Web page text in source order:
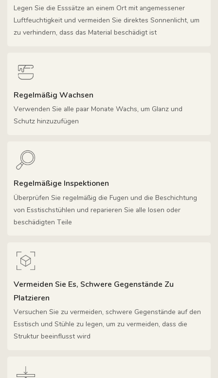
Legen Sie die Esssätze an einem Ort mit angemessener
Luftfeuchtigkeit und vermeiden Sie direktes Sonnenlicht, um
zu verhindern, dass das Material beschädigt ist
Regelmäßig Wachsen
Verwenden Sie alle paar Monate Wachs, um Glanz und
Schutz hinzuzufügen
Regelmäßige Inspektionen
Überprüfen Sie regelmäßig die Fugen und die Beschichtung
von Esstischstühlen und reparieren Sie alle losen oder
beschädigten Teile
Vermeiden Sie Es, Schwere Gegenstände Zu
Platzieren
Versuchen Sie zu vermeiden, schwere Gegenstände auf den
Esstisch und Stühle zu legen, um zu vermeiden, dass die
Struktur beeinflusst wird